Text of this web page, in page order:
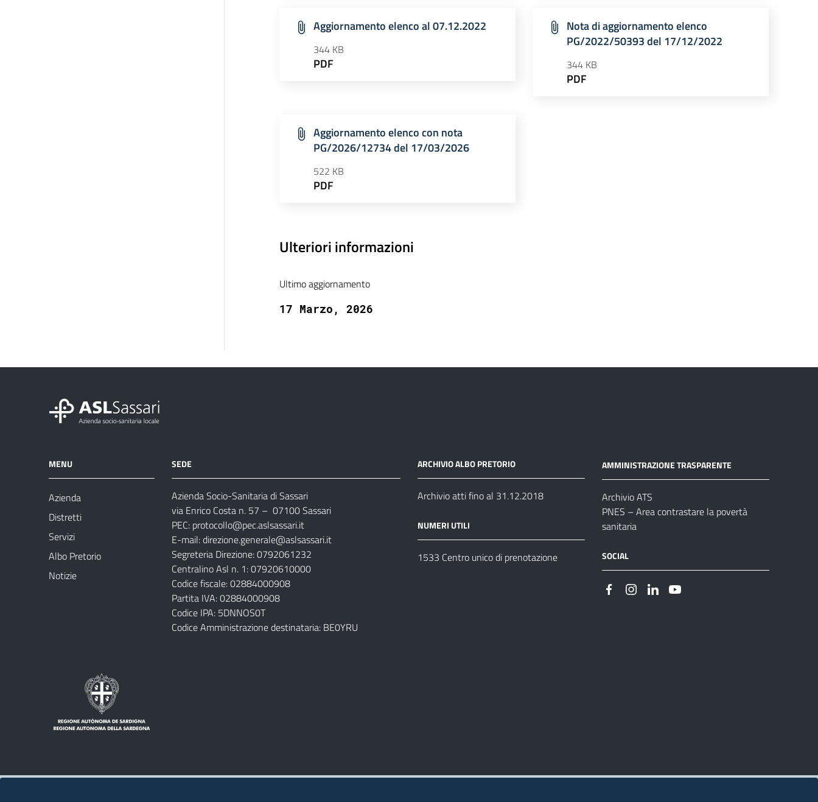
Aggiornamento elenco al 07.12.2022
344 KB
PDF
Nota di aggiornamento elenco
PG/2022/50393 del 17/12/2022
344 KB
PDF
Aggiornamento elenco con nota
PG/2026/12734 del 17/03/2026
522 KB
PDF
Ulteriori informazioni
Ultimo aggiornamento
17 Marzo, 2026
MENU
Azienda
Distretti
Servizi
Albo Pretorio
Notizie
SEDE
Azienda Socio-Sanitaria di Sassari
via Enrico Costa n. 57 – 07100 Sassari
PEC: protocollo@pec.aslsassari.it
E-mail:direzione.generale@aslsassari.it
Segreteria Direzione: 0792061232
Centralino Asl n. 1: 07920610000
Codice fiscale: 02884000908
Partita IVA: 02884000908
Codice IPA: 5DNNOS0T
Codice Amministrazione destinataria: BE0YRU
ARCHIVIO ALBO PRETORIO
Archivio atti fino al 31.12.2018
NUMERI UTILI
1533 Centro unico di prenotazione
AMMINISTRAZIONE TRASPARENTE
Archivio ATS
PNES – Area contrastare la povertà
sanitaria
SOCIAL